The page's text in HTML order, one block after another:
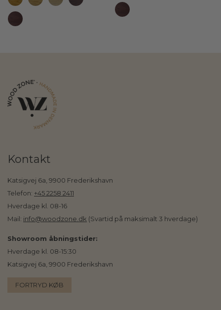
46.400,00 kr.
Kontakt
Katsigvej 6a, 9900 Frederikshavn
Telefon: +45 2258 2411
Hverdage kl. 08-16
Mail: info@woodzone.dk (Svartid på maksimalt 3 hverdage)
Showroom åbningstider:
Hverdage kl. 08-15:30
Katsigvej 6a, 9900 Frederikshavn
FORTRYD KØB